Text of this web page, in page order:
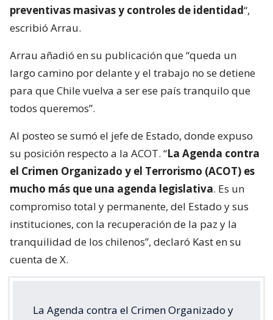
preventivas masivas y controles de identidad“,
escribió Arrau.
Arrau añadió en su publicación que “queda un
largo camino por delante y el trabajo no se detiene
para que Chile vuelva a ser ese país tranquilo que
todos queremos”.
Al posteo se sumó el jefe de Estado, donde expuso
su posición respecto a la ACOT. “La Agenda contra
el Crimen Organizado y el Terrorismo (ACOT) es
mucho más que una agenda legislativa. Es un
compromiso total y permanente, del Estado y sus
instituciones, con la recuperación de la paz y la
tranquilidad de los chilenos”, declaró Kast en su
cuenta de X.
La Agenda contra el Crimen Organizado y